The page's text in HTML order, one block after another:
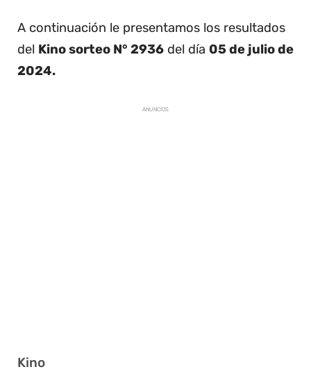
A continuación le presentamos los resultados
del Kino sorteo N° 2936 del día 05 de julio de
2024.
ANUNCIOS
Kino